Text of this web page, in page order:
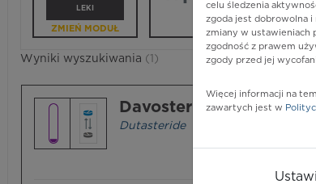
LEKI
ZMIEŃ MODUŁ
Wyniki wyszukiwania (1)
Davoster
Dutasteride
celu śledzenia
zgoda jest dobrowolna i
zmiany w ustawieniach
zgodność z prawem
zgody przed jej
Więcej informacji na
zawartych jest w